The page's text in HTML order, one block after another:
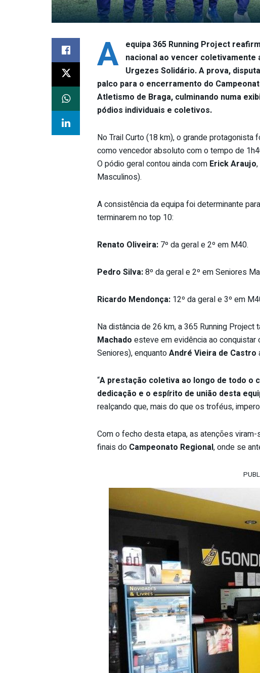
A equipa 365 Running Project
nacional ao vencer coletivamente
Urgezes Solidário. A prova,
palco para o encerramento do
Atletismo de Braga, culminando numa
pódios individuais e coletivos.
No Trail Curto (18 km), o grande protagonista
como vencedor absoluto com o tempo de
O pódio geral contou ainda com Erick Araujo
Masculinos).
A consistência da equipa foi determinante
terminarem no top 10:
Renato Oliveira: 7º da geral e 2º em M40.
Pedro Silva:8º da geral e 2º em Seniores
Ricardo Mendonça: 12º da geral e 3º em
Na distância de 26 km, a 365 Running Project
Machado esteve em evidência ao conquistar
Seniores), enquantoAndré Vieira de Castro
“A prestação coletiva ao longo de todo o
dedicação e o espírito de união desta
realçando que, mais do que os troféus,
Com o fecho desta etapa, as atenções
finais do Campeonato Regional, onde se